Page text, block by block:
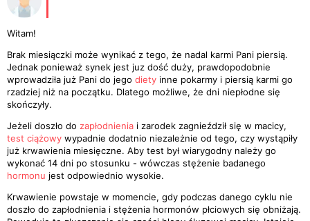
Witam!
Brak miesiączki może wynikać z tego, że nadal karmi Pani piersią.
Jednak ponieważ synek jest juz dość duży, prawdopodobnie
wprowadziła już Pani do jego diety inne pokarmy i piersią karmi go
rzadziej niż na początku. Dlatego możliwe, że dni niepłodne się
skończyły.
Jeżeli doszło do zapłodnienia i zarodek zagnieździł się w macicy,
test ciążowy wypadnie dodatnio niezależnie od tego, czy wystąpiły
już krwawienia miesięczne. Aby test był wiarygodny należy go
wykonać 14 dni po stosunku - wówczas stężenie badanego
hormonu jest odpowiednio wysokie.
Krwawienie powstaje w momencie, gdy podczas danego cyklu nie
doszło do zapłodnienia i stężenia hormonów płciowych się obniżają.